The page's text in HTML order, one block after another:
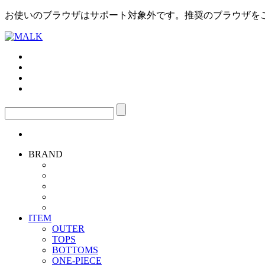
お使いのブラウザはサポート対象外です。推奨のブラウザを
BRAND
ITEM
OUTER
TOPS
BOTTOMS
ONE-PIECE